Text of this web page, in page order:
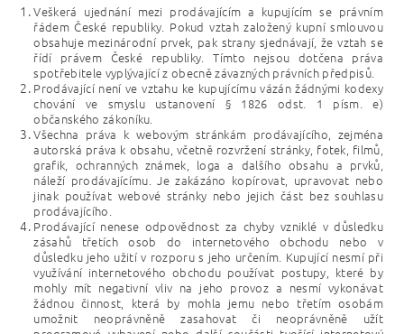
Veškerá ujednání mezi prodávajícím a kupujícím se právním
řádem České republiky. Pokud vztah založený kupní smlouvou
obsahuje mezinárodní prvek, pak strany sjednávají, že vztah se
řídí právem České republiky. Tímto nejsou dotčena práva
spotřebitele vyplývající z obecně závazných právních předpisů.
Prodávající není ve vztahu ke kupujícímu vázán žádnými kodexy
chování ve smyslu ustanovení § 1826 odst. 1 písm. e)
občanského zákoníku.
Všechna práva k webovým stránkám prodávajícího, zejména
autorská práva k obsahu, včetně rozvržení stránky, fotek, filmů,
grafik, ochranných známek, loga a dalšího obsahu a prvků,
náleží prodávajícímu. Je zakázáno kopírovat, upravovat nebo
jinak používat webové stránky nebo jejich část bez souhlasu
prodávajícího.
Prodávající nenese odpovědnost za chyby vzniklé v důsledku
zásahů třetích osob do internetového obchodu nebo v
důsledku jeho užití v rozporu s jeho určením. Kupující nesmí při
využívání internetového obchodu používat postupy, které by
mohly mít negativní vliv na jeho provoz a nesmí vykonávat
žádnou činnost, která by mohla jemu nebo třetím osobám
umožnit neoprávněně zasahovat či neoprávněně užít